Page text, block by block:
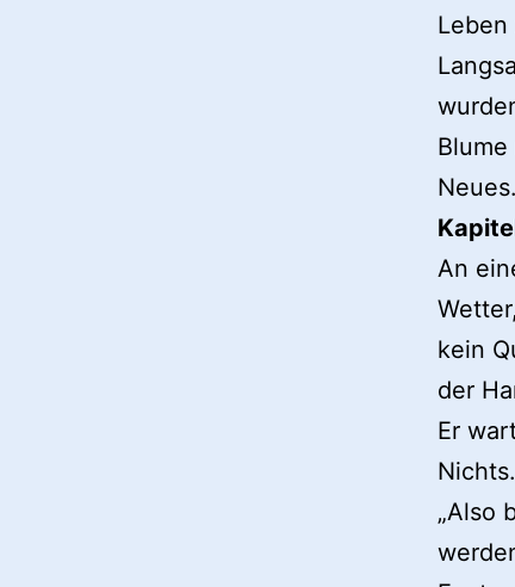
An
kein
der
Er
Nichts.
„Also